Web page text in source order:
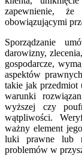
zapewnienie,
obowiązującymi
Sporządzanie
darowizny,
gospodarcze,
aspektów
takie jak przedmiot
warunki
wyższej czy
wątpliwości.
ważny element
luki prawne lub
problemów w